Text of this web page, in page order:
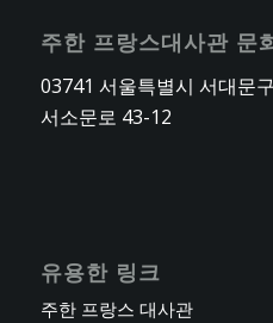
주한 프랑스대사관 문
03741 서울특별시 서대문구
서소문로 43-12
유용한 링크
주한 프랑스 대사관